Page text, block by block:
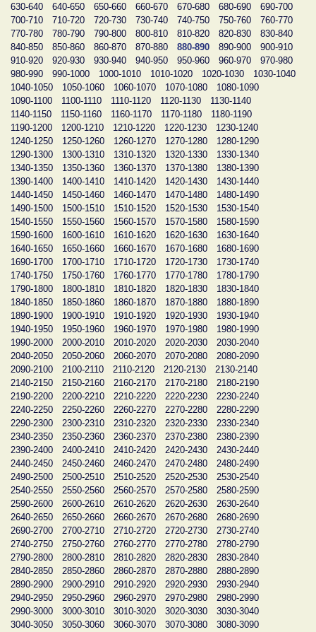
630-640
640-650 650-660 660-670 670-680 680-690
690-700
700-710
710-720 720-730 730-740 740-750 750-760
760-770
770-780
780-790 790-800 800-810 810-820 820-830
830-840
840-850
850-860 860-870 870-880 880-890 890-900
900-910
910-920
920-930 930-940 940-950 950-960 960-970
970-980
980-990
990-1000 1000-1010 1010-1020 1020-1030
1030-1040
1040-1050
1050-1060 1060-1070 1070-1080
1080-1090
1090-1100
1100-1110 1110-1120 1120-1130
1130-1140
1140-1150
1150-1160 1160-1170 1170-1180
1180-1190
1190-1200
1200-1210 1210-1220 1220-1230
1230-1240
1240-1250
1250-1260 1260-1270 1270-1280
1280-1290
1290-1300
1300-1310 1310-1320 1320-1330
1330-1340
1340-1350
1350-1360 1360-1370 1370-1380
1380-1390
1390-1400
1400-1410 1410-1420 1420-1430
1430-1440
1440-1450
1450-1460 1460-1470 1470-1480
1480-1490
1490-1500
1500-1510 1510-1520 1520-1530
1530-1540
1540-1550
1550-1560 1560-1570 1570-1580
1580-1590
1590-1600
1600-1610 1610-1620 1620-1630
1630-1640
1640-1650
1650-1660 1660-1670 1670-1680
1680-1690
1690-1700
1700-1710 1710-1720 1720-1730
1730-1740
1740-1750
1750-1760 1760-1770 1770-1780
1780-1790
1790-1800
1800-1810 1810-1820 1820-1830
1830-1840
1840-1850
1850-1860 1860-1870 1870-1880
1880-1890
1890-1900
1900-1910 1910-1920 1920-1930
1930-1940
1940-1950
1950-1960 1960-1970 1970-1980
1980-1990
1990-2000
2000-2010 2010-2020 2020-2030
2030-2040
2040-2050
2050-2060 2060-2070 2070-2080
2080-2090
2090-2100
2100-2110 2110-2120 2120-2130
2130-2140
2140-2150
2150-2160 2160-2170 2170-2180
2180-2190
2190-2200
2200-2210 2210-2220 2220-2230
2230-2240
2240-2250
2250-2260 2260-2270 2270-2280
2280-2290
2290-2300
2300-2310 2310-2320 2320-2330
2330-2340
2340-2350
2350-2360 2360-2370 2370-2380
2380-2390
2390-2400
2400-2410 2410-2420 2420-2430
2430-2440
2440-2450
2450-2460 2460-2470 2470-2480
2480-2490
2490-2500
2500-2510 2510-2520 2520-2530
2530-2540
2540-2550
2550-2560 2560-2570 2570-2580
2580-2590
2590-2600
2600-2610 2610-2620 2620-2630
2630-2640
2640-2650
2650-2660 2660-2670 2670-2680
2680-2690
2690-2700
2700-2710 2710-2720 2720-2730
2730-2740
2740-2750
2750-2760 2760-2770 2770-2780
2780-2790
2790-2800
2800-2810 2810-2820 2820-2830
2830-2840
2840-2850
2850-2860 2860-2870 2870-2880
2880-2890
2890-2900
2900-2910 2910-2920 2920-2930
2930-2940
2940-2950
2950-2960 2960-2970 2970-2980
2980-2990
2990-3000
3000-3010 3010-3020 3020-3030
3030-3040
3040-3050
3050-3060 3060-3070 3070-3080
3080-3090